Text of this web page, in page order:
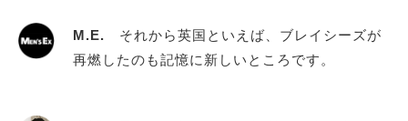
M.E. それから英国といえば、ブレイシーズが
再燃したのも記憶に新しいところです。